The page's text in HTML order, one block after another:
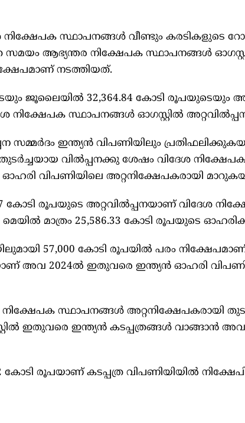
സ്ഥാപനങ്ങള്‍ വീണ്ടും കരടികളുടെ
ആഭ്യന്തര നിക്ഷേപക സ്ഥാപനങ്ങള്‍
നടത്തിയത്‌.
ജൂലൈയില്‍ 32,364.84 കോടി രൂപയുടെയും
നിക്ഷേപക സ്ഥാപനങ്ങള്‍ ഓഗസ്റ്റില്‍
സമ്മര്‍ദം ഇന്ത്യന്‍ വിപണിയിലും
തുടര്‍ച്ചയായ വില്‍പ്പനക്കു ശേഷം വിദേശ
വിപണിയിലെ അറ്റനിക്ഷേപകരായി
കോടി രൂപയുടെ അറ്റവില്‍പ്പനയാണ്‌ വിദേശ
മാത്രം 25,586.33 കോടി രൂപയുടെ
57,000 കോടി രൂപയില്‍ പരം
അവ 2024ല്‍ ഇതുവരെ ഇന്ത്യന്‍ ഓഹരി
നിക്ഷേപക സ്ഥാപനങ്ങള്‍ അറ്റനിക്ഷേപകരായി
ഇതുവരെ ഇന്ത്യന്‍ കടപ്പത്രങ്ങള്‍ വാങ്ങാന്‍ അവ
രൂപയാണ്‌ കടപ്പത്ര വിപണിയിയില്‍